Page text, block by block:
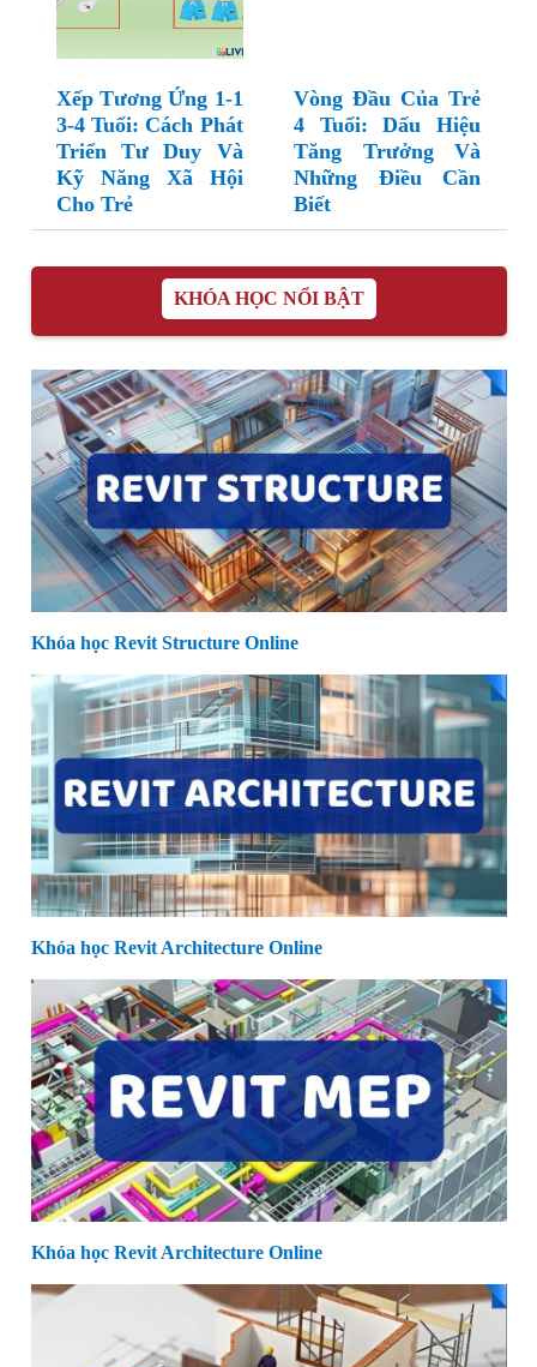
Xếp Tương Ứng 1-1
3-4 Tuổi: Cách Phát
Triển Tư Duy Và
Kỹ Năng Xã Hội
Cho Trẻ
Vòng Đầu Của Trẻ
4 Tuổi: Dấu Hiệu
Tăng Trưởng Và
Những Điều Cần
Biết
KHÓA HỌC NỔI BẬT
Khóa học Revit Structure Online
Khóa học Revit Architecture Online
Khóa học Revit Architecture Online